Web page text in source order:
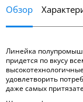
Обзор
Линейка
придется по вкусу
удовлетворить
даже самых